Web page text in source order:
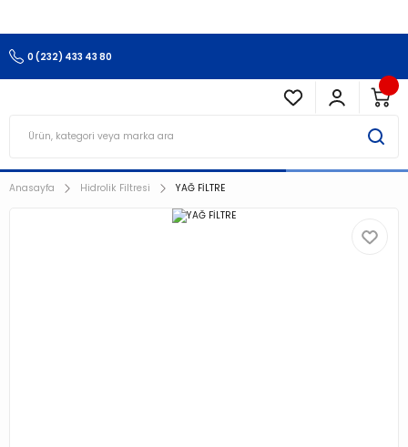
0 (232) 433 43 80
Anasayfa Hidrolik Filtresi YAĞ FİLTRE